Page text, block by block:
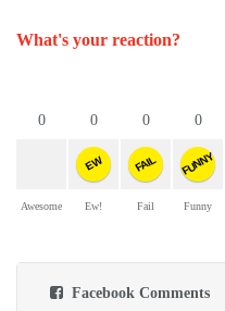
What's your reaction?
0
Awesome
0
EW
Ew!
0
FAIL
Fail
0
FUNNY
Funny
Facebook Comments